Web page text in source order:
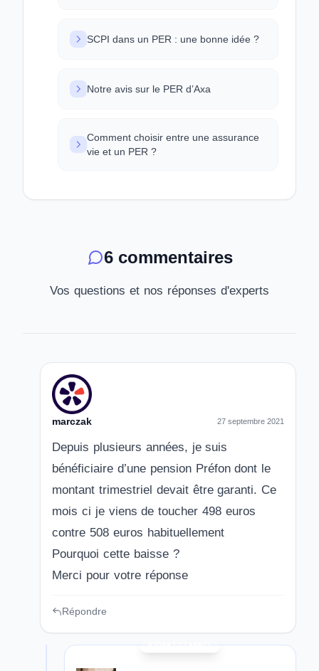
SCPI dans un PER : une bonne idée ?
Notre avis sur le PER d’Axa
Comment choisir entre une assurance
vie et un PER ?
6 commentaires
Vos questions et nos réponses d'experts
marczak 27 septembre 2021
Depuis plusieurs années, je suis
bénéficiaire d’une pension Préfon dont le
montant trimestriel devait être garanti. Ce
mois ci je viens de toucher 498 euros
contre 508 euros habituellement
Pourquoi cette baisse ?
Merci pour votre réponse
Répondre